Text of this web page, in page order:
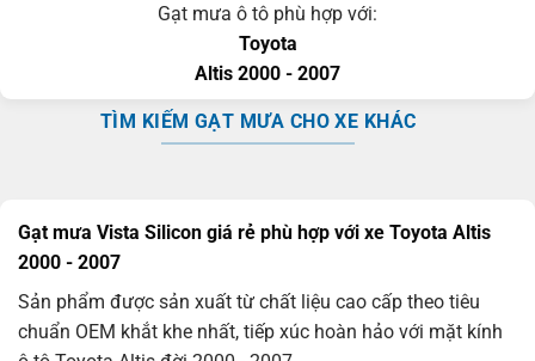
Gạt mưa ô tô phù hợp với:
Toyota
Altis 2000 - 2007
TÌM KIẾM GẠT MƯA CHO XE KHÁC
Gạt mưa Vista Silicon giá rẻ phù hợp với xe Toyota Altis
2000 - 2007
Sản phẩm được sản xuất từ chất liệu cao cấp theo tiêu
chuẩn OEM khắt khe nhất, tiếp xúc hoàn hảo với mặt kính